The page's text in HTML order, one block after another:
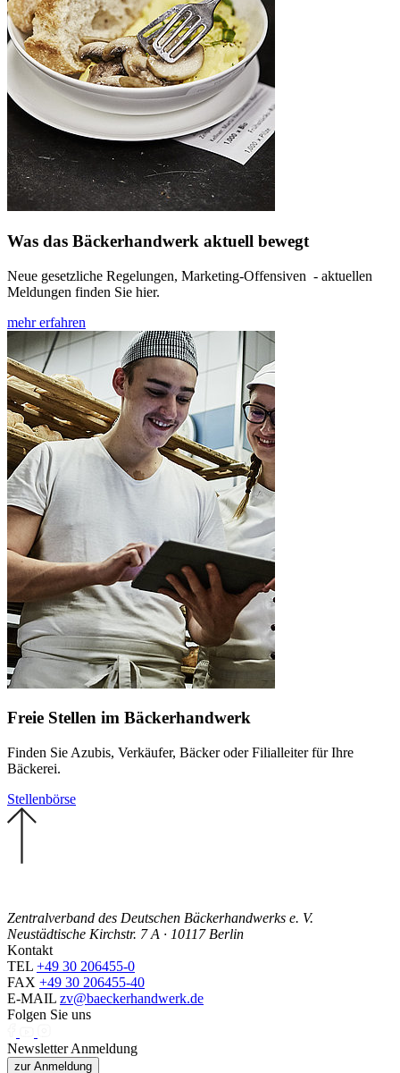
Was das Bäckerhandwerk aktuell bewegt
Neue gesetzliche Regelungen, Marketing-Offensiven - aktuellen
Meldungen finden Sie hier.
mehr erfahren
Freie Stellen im Bäckerhandwerk
Finden Sie Azubis, Verkäufer, Bäcker oder Filialleiter für Ihre
Bäckerei.
Stellenbörse
Zentralverband des Deutschen Bäckerhandwerks e. V.
Neustädtische Kirchstr. 7 A · 10117 Berlin
Kontakt
TEL +49 30 206455-0
FAX +49 30 206455-40
E-MAIL zv@baeckerhandwerk.de
Folgen Sie uns
Newsletter Anmeldung
zur Anmeldung